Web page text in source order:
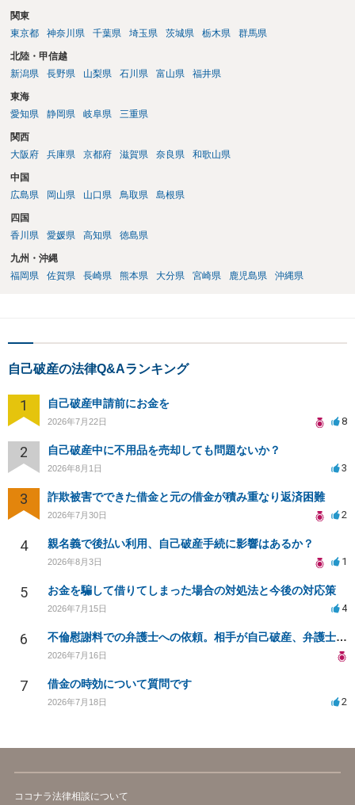
関東
東京都
神奈川県 千葉県 埼玉県 茨城県 栃木県 群馬県
北陸・甲信越
新潟県
長野県 山梨県 石川県 富山県 福井県
東海
愛知県
静岡県 岐阜県 三重県
関西
大阪府
兵庫県 京都府 滋賀県 奈良県 和歌山県
中国
広島県
岡山県 山口県 鳥取県 島根県
四国
香川県
愛媛県 高知県 徳島県
九州・沖縄
福岡県
佐賀県 長崎県 熊本県 大分県 宮崎県 鹿児島県 沖縄県
自己破産の法律Q&Aランキング
1 自己破産申請前にお金を
2026年7月22日 8
2 自己破産中に不用品を売却しても問題ないか？
2026年8月1日 3
3 詐欺被害でできた借金と元の借金が積み重なり返済困難
2026年7月30日 2
4 親名義で後払い利用、自己破産手続に影響はあるか？
2026年8月3日 1
5 お金を騙して借りてしまった場合の対処法と今後の対応策
2026年7月15日 4
6 不倫慰謝料での弁護士への依頼。相手が自己破産、弁護士との契約範囲は？
2026年7月16日
7 借金の時効について質問です
2026年7月18日 2
ココナラ法律相談について